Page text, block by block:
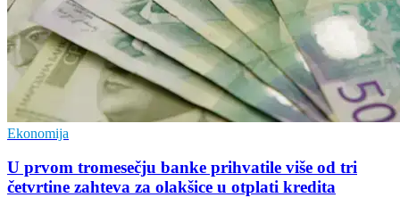
Ekonomija
U prvom tromesečju banke prihvatile više od tri
četvrtine zahteva za olakšice u otplati kredita